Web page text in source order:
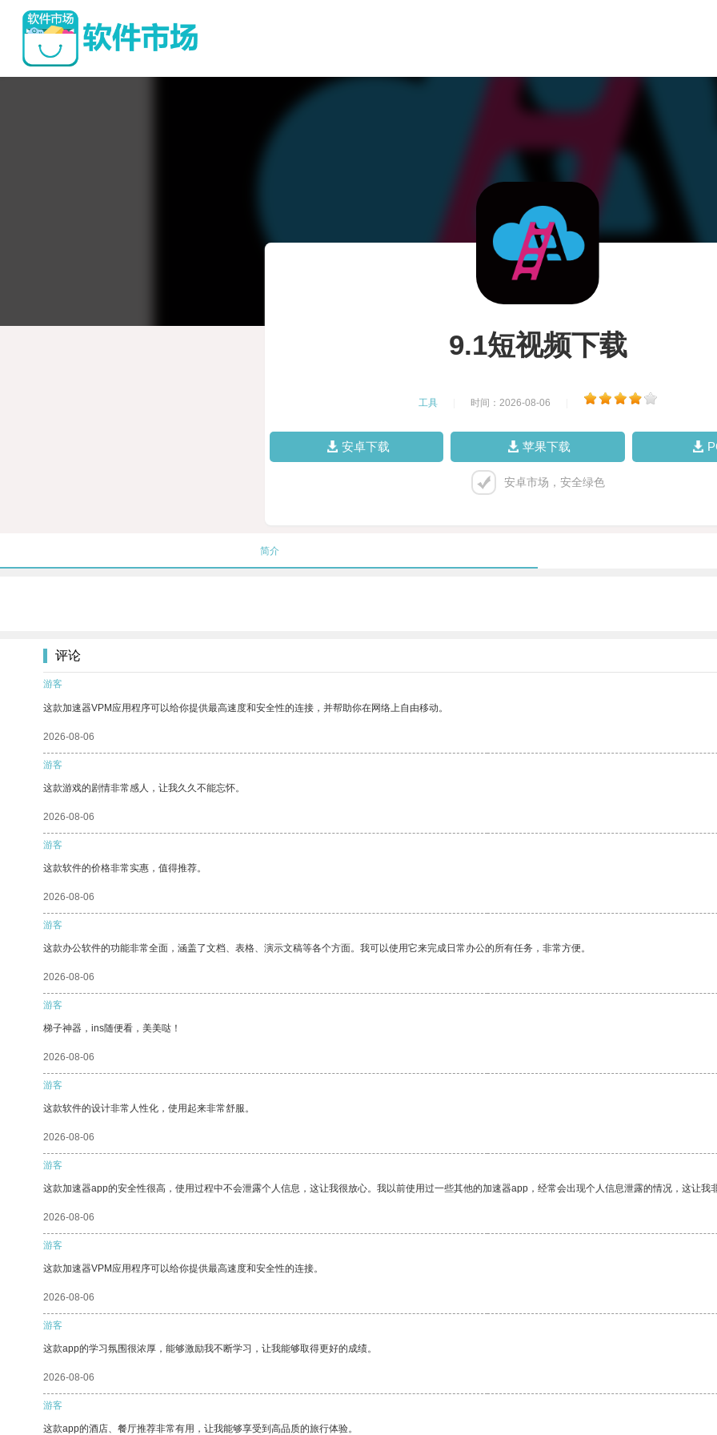
9.1短视频下载
工具 时间：2026-08-06
安卓下载 苹果下载
安卓市场，安全绿色
简介
评论
游客
这款加速器VPM应用程序可以给你提供最高速度和安全性的连接，并帮助你在网络上自由移动。
2026-08-06
游客
这款游戏的剧情非常感人，让我久久不能忘怀。
2026-08-06
游客
这款软件的价格非常实惠，值得推荐。
2026-08-06
游客
这款办公软件的功能非常全面，涵盖了文档、表格、演示文稿等各个方面。我可以使用它来完成日常办公的所有任务，非常方便。
2026-08-06
游客
梯子神器，ins随便看，美美哒！
2026-08-06
游客
这款软件的设计非常人性化，使用起来非常舒服。
2026-08-06
游客
这款加速器app的安全性很高，使用过程中不会泄露个人信息，这让我很放心。我以前使用过一些其他的加速器app，经常会出现个人信息泄露的情况，这让我
2026-08-06
游客
这款加速器VPM应用程序可以给你提供最高速度和安全性的连接。
2026-08-06
游客
这款app的学习氛围很浓厚，能够激励我不断学习，让我能够取得更好的成绩。
2026-08-06
游客
这款app的酒店、餐厅推荐非常有用，让我能够享受到高品质的旅行体验。